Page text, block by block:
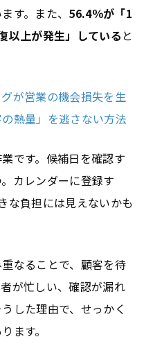
す。また、 56.4％が「1
以上が発生」している と
が営業の機会損失を生
熱量」を逃さない方法
です。候補日を確認す
カレンダーに登録す
な負担には見えないかも
なることで、顧客を待
が忙しい、確認が漏れ
した理由で、せっかく
ます。